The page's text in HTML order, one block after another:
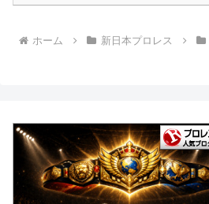
ホーム 新日本プロレス